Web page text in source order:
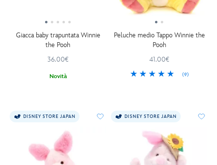
Giacca baby trapuntata Winnie
the Pooh
36.00€
Novità
Peluche medio Tappo Winnie the
Pooh
41.00€
(9)
DISNEY STORE JAPAN DISNEY STORE JAPAN